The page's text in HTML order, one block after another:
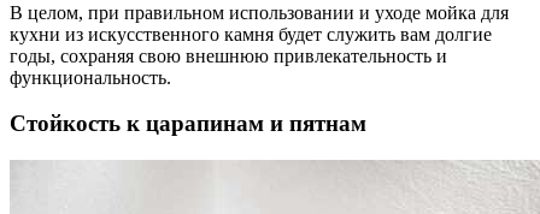
В целом, при правильном использовании и уходе мойка для
кухни из искусственного камня будет служить вам долгие
годы, сохраняя свою внешнюю привлекательность и
функциональность.
Стойкость к царапинам и пятнам